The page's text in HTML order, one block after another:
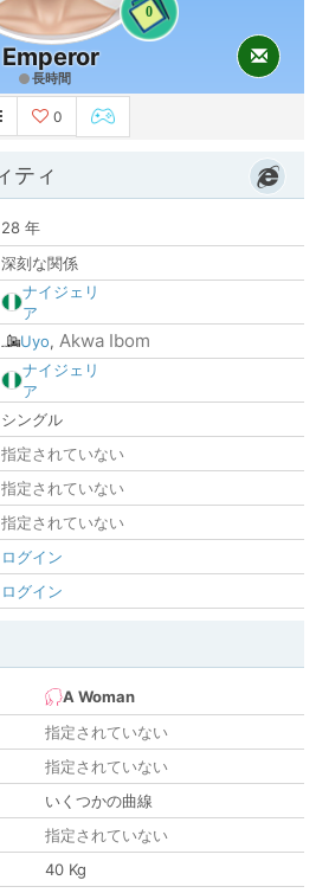
0
Emperor
長時間
0
ティ
28 年
深刻な関係
ナイジェリ
ア
Uyo, Akwa Ibom
ナイジェリ
ア
シングル
指定されていない
指定されていない
指定されていない
ログイン
ログイン
A Woman
指定されていない
指定されていない
いくつかの曲線
指定されていない
40 Kg